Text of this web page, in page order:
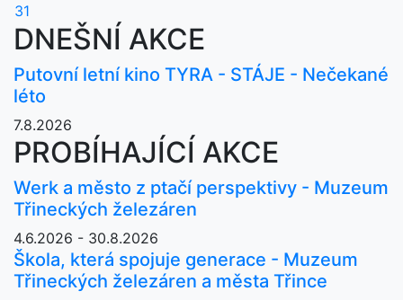
31
DNEŠNÍ AKCE
Putovní letní kino TYRA - STÁJE - Nečekané
léto
7.8.2026
PROBÍHAJÍCÍ AKCE
Werk a město z ptačí perspektivy - Muzeum
Třineckých železáren
4.6.2026 - 30.8.2026
Škola, která spojuje generace - Muzeum
Třineckých železáren a města Třince